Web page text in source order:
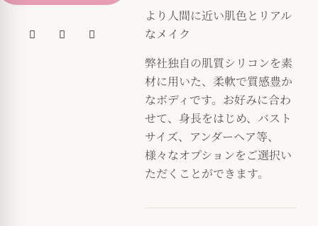
より人間に近い肌色とリアル
なメイク
弊社独自の肌質シリコンを素
材に用いた、柔軟で質感豊か
なボディです。お好みに合わ
せて、身長をはじめ、バスト
サイズ、アンダーヘア等、
様々なオプションをご選択い
ただくことができます。